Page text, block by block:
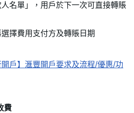
名單」，用戶於下一次可直接轉賬
擇費用支付方及轉賬日期
開戶】滙豐開戶要求及流程/優惠/功
費